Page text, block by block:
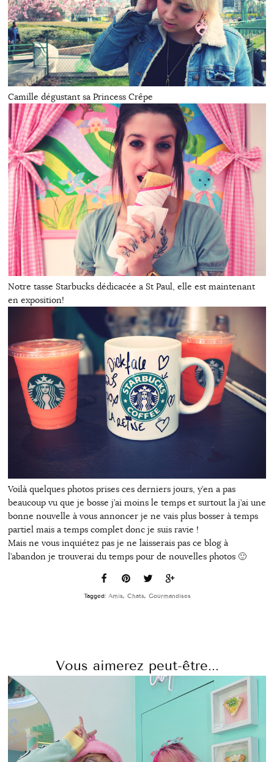
Camille dégustant sa Princess Crêpe
Notre tasse Starbucks dédicacée a St Paul, elle est maintenant
en exposition!
Voilà quelques photos prises ces derniers jours, y’en a pas
beaucoup vu que je bosse j’ai moins le temps et surtout la j’ai une
bonne nouvelle à vous annoncer je ne vais plus bosser à temps
partiel mais a temps complet donc je suis ravie !
Mais ne vous inquiétez pas je ne laisserais pas ce blog à
l’abandon je trouverai du temps pour de nouvelles photos 🙂
Tagged: Amis, Chats, Gourmandises
Vous aimerez peut-être...